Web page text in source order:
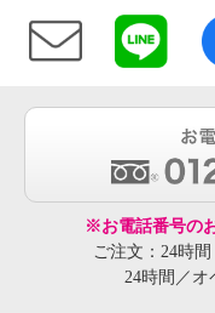
※お電話番号の
ご注文：24時
24時間／オ